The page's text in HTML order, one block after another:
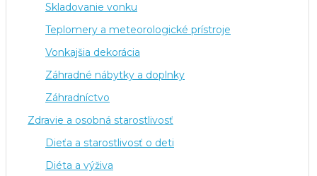
Skladovanie vonku
Teplomery a meteorologické prístroje
Vonkajšia dekorácia
Záhradné nábytky a doplnky
Záhradníctvo
Zdravie a osobná starostlivosť
Dieťa a starostlivosť o deti
Diéta a výživa